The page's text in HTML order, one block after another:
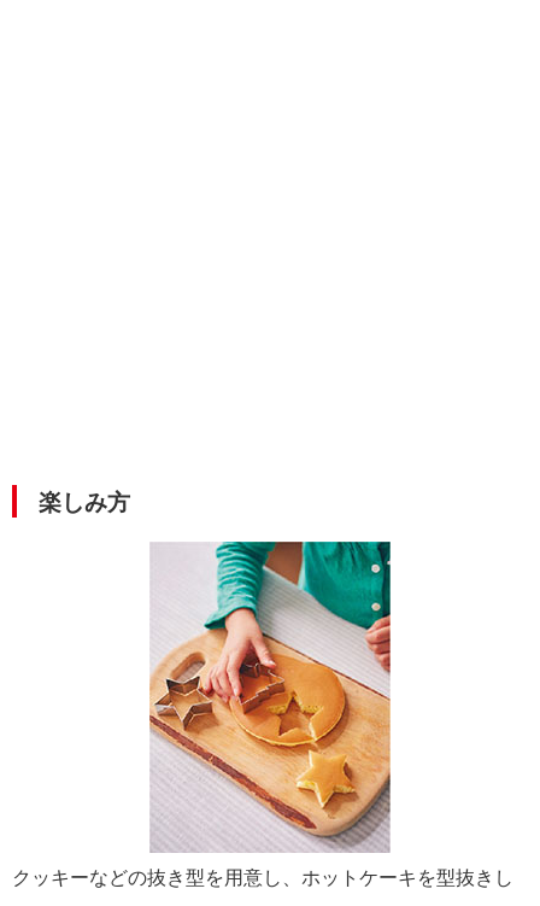
楽しみ方
クッキーなどの抜き型を用意し、ホットケーキを型抜きし